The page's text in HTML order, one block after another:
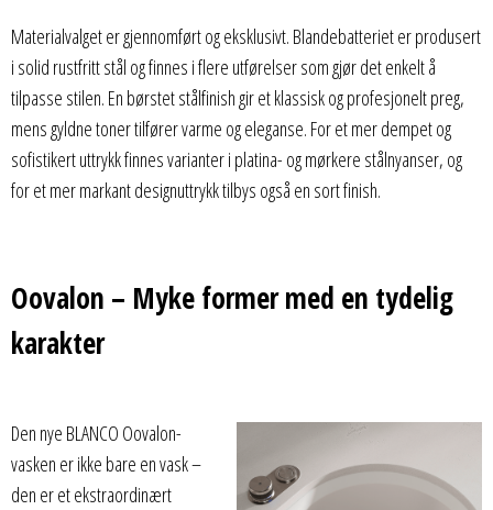
Materialvalget er gjennomført og eksklusivt. Blandebatteriet er produsert
i solid rustfritt stål og finnes i flere utførelser som gjør det enkelt å
tilpasse stilen. En børstet stålfinish gir et klassisk og profesjonelt preg,
mens gyldne toner tilfører varme og eleganse. For et mer dempet og
sofistikert uttrykk finnes varianter i platina- og mørkere stålnyanser, og
for et mer markant designuttrykk tilbys også en sort finish.
Oovalon – Myke former med en tydelig
karakter
Den nye BLANCO Oovalon-
vasken er ikke bare en vask –
den er et ekstraordinært